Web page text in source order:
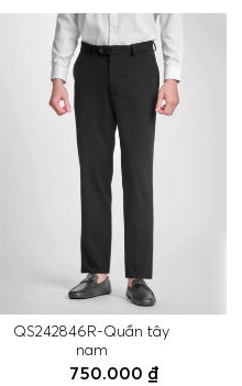
QS242846R-Quần tây
nam
750.000 ₫